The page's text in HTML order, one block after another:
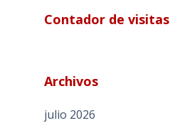
Contador de visitas
Archivos
julio 2026